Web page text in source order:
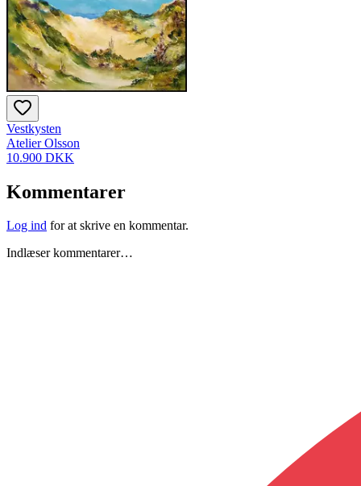
Vestkysten
Atelier Olsson
10.900 DKK
Kommentarer
Log ind for at skrive en kommentar.
Indlæser kommentarer…